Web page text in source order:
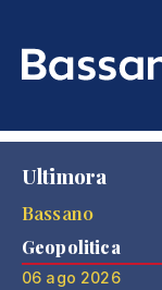
Ultimora
Bassano
Geopolitica
06 ago 2026